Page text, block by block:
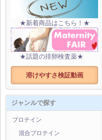
★新着商品はこちら！★
★話題の排卵検査薬★
溶けやすさ検証動画
ジャンルで探す
プロテイン
混合プロテイン